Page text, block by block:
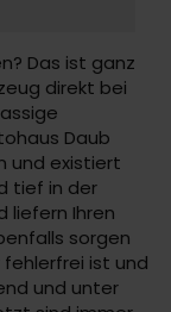
Das ist ganz
direkt bei
Daub
und existiert
tief in der
liefern Ihren
sorgen
fehlerfrei ist und
und unter